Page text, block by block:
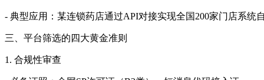
- 典型应用：某连锁药店通过API对接实现全国200家门店系统
三、平台筛选的四大黄金准则
1. 合规性审查